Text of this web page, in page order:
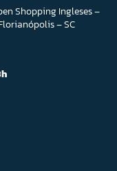
Shopping Ingleses –
– SC